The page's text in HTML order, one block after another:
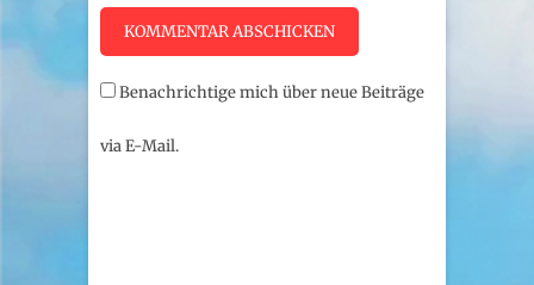
Benachrichtige mich über neue Beiträge
via E-Mail.